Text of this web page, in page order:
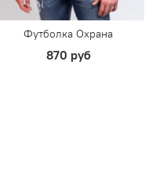
Футболка Охрана
870 руб